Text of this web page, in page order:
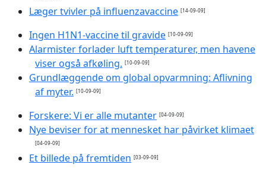
Læger tvivler på influenzavaccine [14-09-09]
Ingen H1N1-vaccine til gravide [10-09-09]
Alarmister forlader luft temperaturer, men havene
viser også afkøling. [10-09-09]
Grundlæggende om global opvarmning: Aflivning
af myter. [10-09-09]
Forskere: Vi er alle mutanter [04-09-09]
Nye beviser for at mennesket har påvirket klimaet
[04-09-09]
Et billede på fremtiden [03-09-09]